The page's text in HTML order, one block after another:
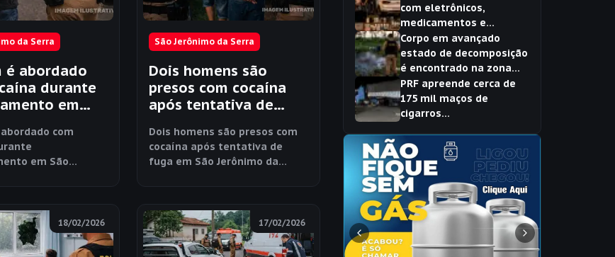
da Serra
é abordado
durante
em
com
em São
São Jerônimo da Serra
Dois homens são
presos com cocaína
após tentativa de
da Serra
Dois homens são presos com
cocaína após tentativa de
fuga em São Jerônimo da
18/02/2026 17/02/2026
com eletrônicos,
medicamentos e
anabolizantes sem nota
fiscal durante operação
em Sertaneja
Corpo em avançado
estado de decomposição
é encontrado na zona
rural de Bandeirantes
PRF apreende cerca de
175 mil maços de
cigarros
Ventania